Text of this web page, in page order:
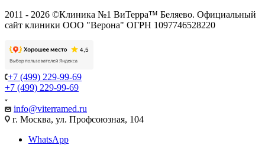
2011 - 2026 ©Клиника №1 ВиТерра™ Беляево. Официальный
сайт клиники ООО "Верона" ОГРН 1097746528220
+7 (499) 229-99-69
+7 (499) 229-99-69
info@viterramed.ru
г. Москва, ул. Профсоюзная, 104
WhatsApp